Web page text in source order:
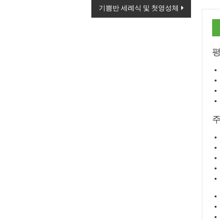
기쁨반 세례식 및 첫영성체